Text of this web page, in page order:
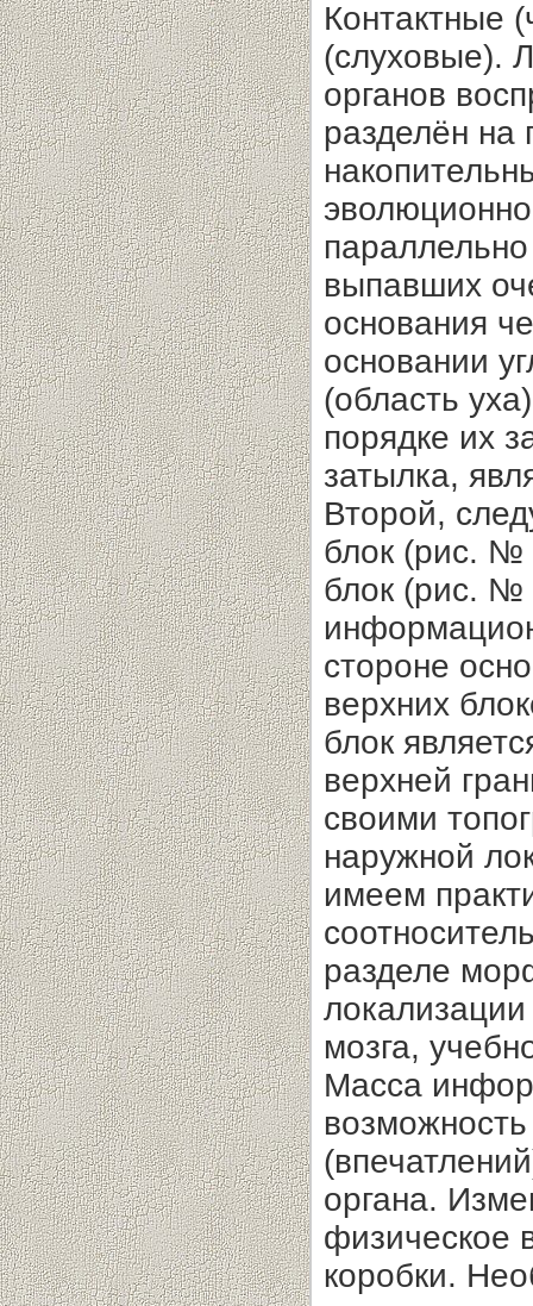
Контактные
(слуховые).
органов
разделён на
выпавших
основания
основании
(область
порядке их
затылка,
Второй,
блок (рис. №
блок (рис. №
стороне
верхних
блок
верхней
своими
наружной
имеем
разделе
мозга,
Масса
органа.
физическое
коробки.